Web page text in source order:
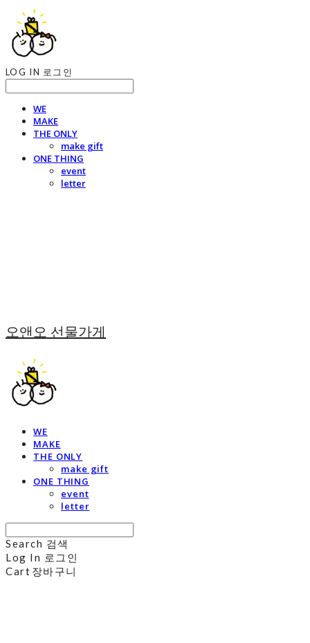
LOG IN 로그인
WE
MAKE
THE ONLY
make gift
ONE THING
event
letter
오앤오 선물가게
WE
MAKE
THE ONLY
make gift
ONE THING
event
letter
Search 검색
Log In 로그인
Cart 장바구니